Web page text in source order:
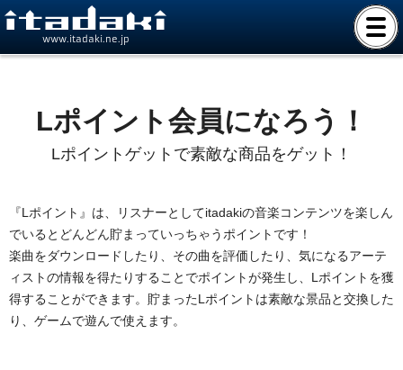
www.itadaki.ne.jp
Lポイント会員になろう！
Lポイントゲットで素敵な商品をゲット！
『Lポイント』は、リスナーとしてitadakiの音楽コンテンツを楽しん
でいるとどんどん貯まっていっちゃうポイントです！
楽曲をダウンロードしたり、その曲を評価したり、気になるアーテ
ィストの情報を得たりすることでポイントが発生し、Lポイントを獲
得することができます。貯まったLポイントは素敵な景品と交換した
り、ゲームで遊んで使えます。